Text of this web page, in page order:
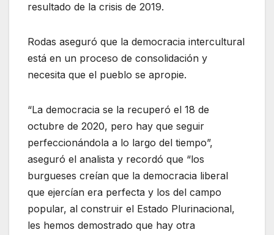
resultado de la crisis de 2019.
Rodas aseguró que la democracia intercultural
está en un proceso de consolidación y
necesita que el pueblo se apropie.
“La democracia se la recuperó el 18 de
octubre de 2020, pero hay que seguir
perfeccionándola a lo largo del tiempo”,
aseguró el analista y recordó que “los
burgueses creían que la democracia liberal
que ejercían era perfecta y los del campo
popular, al construir el Estado Plurinacional,
les hemos demostrado que hay otra